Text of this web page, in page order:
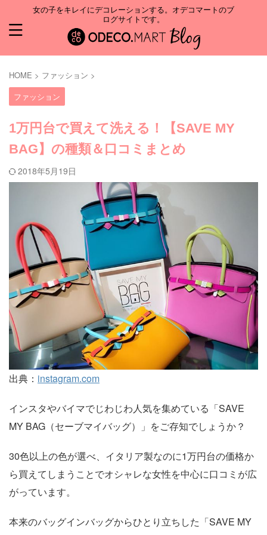
女の子をキレイにデコレーションする。オデコマートのブ
ログサイトです。
HOME > ファッション >
ファッション
1万円台で買えて洗える！【SAVE MY
BAG】の種類＆口コミまとめ
2018年5月19日
出典： instagram.com
インスタやバイマでじわじわ人気を集めている「SAVE
MY BAG（セーブマイバッグ）」をご存知でしょうか？
30色以上の色が選べ、イタリア製なのに1万円台の価格か
ら買えてしまうことでオシャレな女性を中心に口コミが広
がっています。
本来のバッグインバッグからひとり立ちした「SAVE MY